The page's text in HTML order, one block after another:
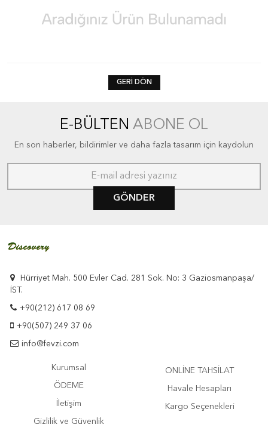
GERI DÖN
E-BÜLTEN ABONE OL
En son haberler, bildirimler ve daha fazla tasarım için kaydolun
GÖNDER
Hürriyet Mah. 500 Evler Cad. 281 Sok. No: 3 Gaziosmanpaşa/
İST.
+90(212) 617 08 69
+90(507) 249 37 06
info@fevzi.com
Kurumsal
ÖDEME
İletişim
Gizlilik ve Güvenlik
ONLİNE TAHSİLAT
Havale Hesapları
Kargo Seçenekleri